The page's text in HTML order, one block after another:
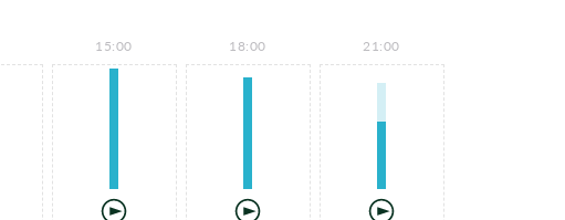
15:00 18:00 21:00